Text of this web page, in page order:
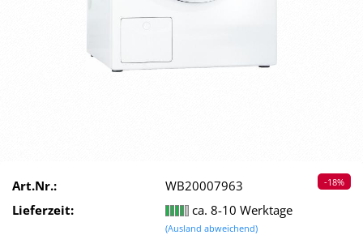
-18%
Art.Nr.:
WB20007963
Lieferzeit:
ca. 8-10 Werktage
(Ausland abweichend)